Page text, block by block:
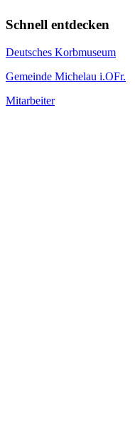
Schnell entdecken
Deutsches Korbmuseum
Gemeinde Michelau i.OFr.
Mitarbeiter